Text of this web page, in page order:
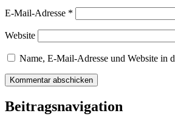
E-Mail-Adresse *
Website
Name, E-Mail-Adresse und Website in
Beitragsnavigation